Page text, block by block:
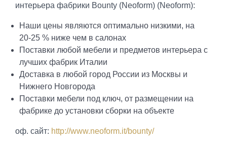
интерьера фабрики Bounty (Neoform) (Neoform):
Наши цены являются оптимально низкими, на
20-25 % ниже чем в салонах
Поставки любой мебели и предметов интерьера с
лучших фабрик Италии
Доставка в любой город России из Москвы и
Нижнего Новгорода
Поставки мебели под ключ, от размещении на
фабрике до установки сборки на объекте
оф. сайт: http://www.neoform.it/bounty/